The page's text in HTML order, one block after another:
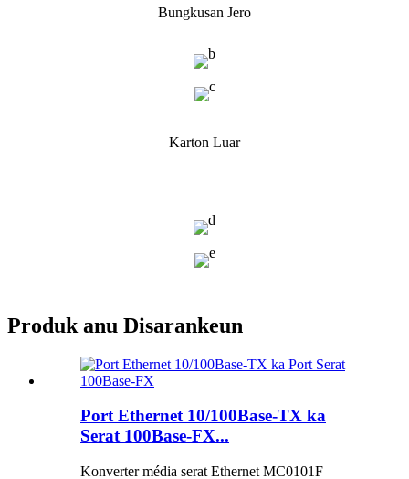
Bungkusan Jero
Karton Luar
Produk anu Disarankeun
Port Ethernet 10/100Base-TX ka
Serat 100Base-FX...
Konverter média serat Ethernet MC0101F